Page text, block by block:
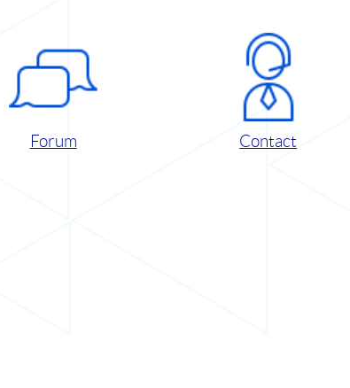
Forum Contact